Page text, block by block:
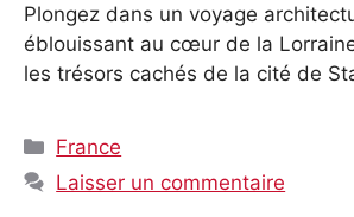
Plongez dans un voyage
éblouissant au cœur de la
les trésors cachés de la cité de
Catégories
France
Laisser un commentaire